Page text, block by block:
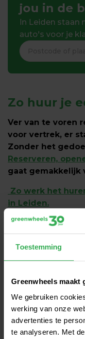
Toestemming
Greenwheels maakt
We gebruiken
werking van onze
advertenties te
te analyseren. Met
jou in de
In Leiden staan
auto's voor je
Zo huur je
Ver van te voren
voor vertrek, er
Reserveren,
gaat gemakkelijk
Zo werk het
in Leiden.
Auto huren
Een auto huren in
DOWNLOAD